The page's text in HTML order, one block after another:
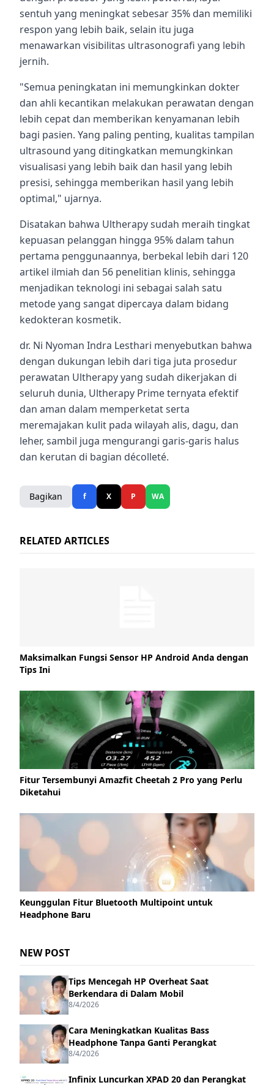
sentuh yang meningkat sebesar 35% dan memiliki
respon yang lebih baik, selain itu juga
menawarkan visibilitas ultrasonografi yang lebih
jernih.
"Semua peningkatan ini memungkinkan dokter
dan ahli kecantikan melakukan perawatan dengan
lebih cepat dan memberikan kenyamanan lebih
bagi pasien. Yang paling penting, kualitas tampilan
ultrasound yang ditingkatkan memungkinkan
visualisasi yang lebih baik dan hasil yang lebih
presisi, sehingga memberikan hasil yang lebih
optimal," ujarnya.
Disatakan bahwa Ultherapy sudah meraih tingkat
kepuasan pelanggan hingga 95% dalam tahun
pertama penggunaannya, berbekal lebih dari 120
artikel ilmiah dan 56 penelitian klinis, sehingga
menjadikan teknologi ini sebagai salah satu
metode yang sangat dipercaya dalam bidang
kedokteran kosmetik.
dr. Ni Nyoman Indra Lesthari menyebutkan bahwa
dengan dukungan lebih dari tiga juta prosedur
perawatan Ultherapy yang sudah dikerjakan di
seluruh dunia, Ultherapy Prime ternyata efektif
dan aman dalam memperketat serta
meremajakan kulit pada wilayah alis, dagu, dan
leher, sambil juga mengurangi garis-garis halus
dan kerutan di bagian décolleté.
Bagikan f X P WA
RELATED ARTICLES
Maksimalkan Fungsi Sensor HP Android Anda dengan
Tips Ini
Fitur Tersembunyi Amazfit Cheetah 2 Pro yang Perlu
Diketahui
Keunggulan Fitur Bluetooth Multipoint untuk
Headphone Baru
NEW POST
Tips Mencegah HP Overheat Saat
Berkendara di Dalam Mobil
8/4/2026
Cara Meningkatkan Kualitas Bass
Headphone Tanpa Ganti Perangkat
8/4/2026
Infinix Luncurkan XPAD 20 dan Perangkat